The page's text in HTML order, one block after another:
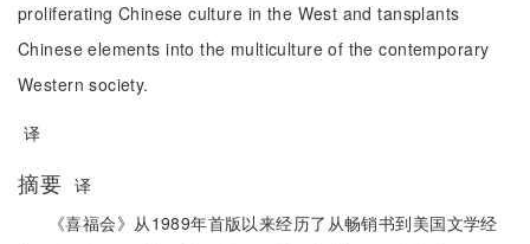
proliferating Chinese culture in the West and tansplants
Chinese elements into the multiculture of the contemporary
Western society.
译
摘要 译
《喜福会》从1989年首版以来经历了从畅销书到美国文学经